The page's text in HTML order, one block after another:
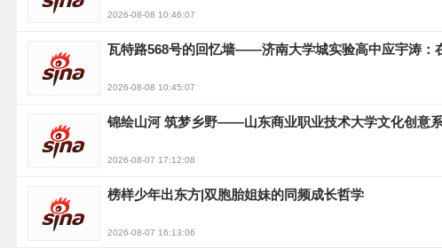
2026-08-08 10:46:07
瓦特路568号的回忆墙——济南大学城实验高中应宇涛：
2026-08-08 10:45:07
锦绘山河 筑梦乡野——山东商业职业技术大学文化创意
2026-08-07 17:12:08
榜样少年出东方|双胞胎姐妹的同频成长哲学
2026-08-07 16:13:06